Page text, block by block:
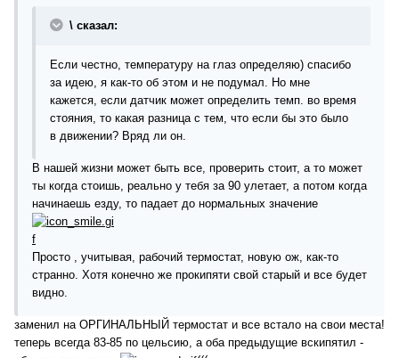
\ сказал:
Если честно, температуру на глаз определяю) спасибо
за идею, я как-то об этом и не подумал. Но мне
кажется, если датчик может определить темп. во время
стояния, то какая разница с тем, что если бы это было
в движении? Вряд ли он.
В нашей жизни может быть все, проверить стоит, а то может
ты когда стоишь, реально у тебя за 90 улетает, а потом когда
начинаешь езду, то падает до нормальных значение
Просто , учитывая, рабочий термостат, новую ож, как-то
странно. Хотя конечно же прокипяти свой старый и все будет
видно.
заменил на ОРГИНАЛЬНЫЙ термостат и все встало на свои места!
теперь всегда 83-85 по цельсию, а оба предыдущие вскипятил -